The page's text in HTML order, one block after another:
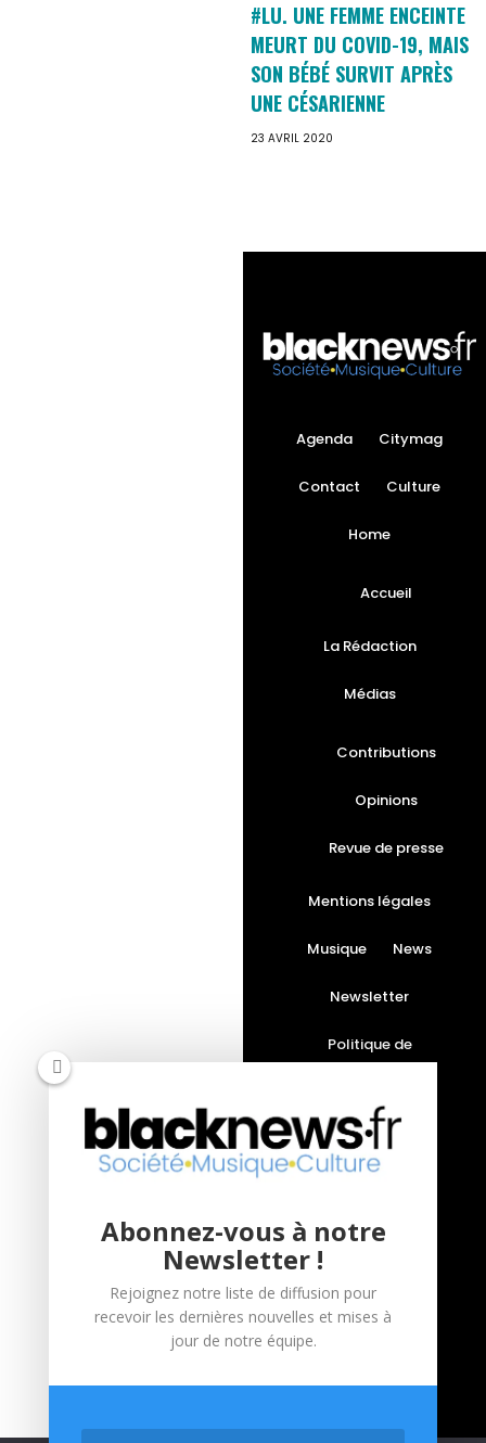
#LU. UNE FEMME ENCEINTE
MEURT DU COVID-19, MAIS
SON BÉBÉ SURVIT APRÈS
UNE CÉSARIENNE
23 AVRIL 2020
Agenda Citymag
Contact Culture
Home
Accueil
La Rédaction
Médias
Contributions
Opinions
Revue de presse
Mentions légales
Musique News
Newsletter
Politique de
Société
Vidéos
Interviews
Portraits
Abonnez-vous à notre
Newsletter !
Rejoignez notre liste de diffusion pour
recevoir les dernières nouvelles et mises à
jour de notre équipe.